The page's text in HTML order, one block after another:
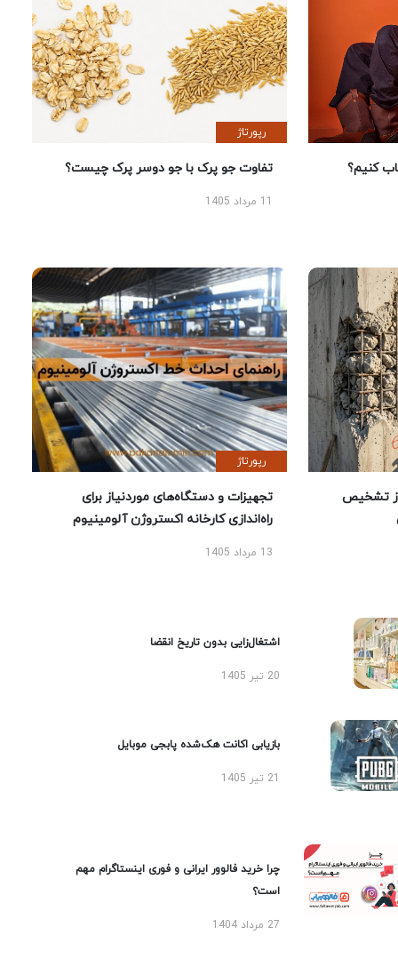
کنیم؟
رپورتاژ
تفاوت جو پرک با جو دوسر پرک چیست؟
تشخیص
رپورتاژ
تجهیزات و دستگاه‌های موردنیاز برای
راه‌اندازی کارخانه اکستروژن آلومینیوم
13 مرداد 1405
اشتغال‌زایی بدون تاریخ انقضا
20 تیر 1405
بازیابی اکانت هک‌شده پابجی موبایل
چرا خرید فالوور ایرانی و فوری اینستاگرام مهم
است؟
27 مرداد 1404